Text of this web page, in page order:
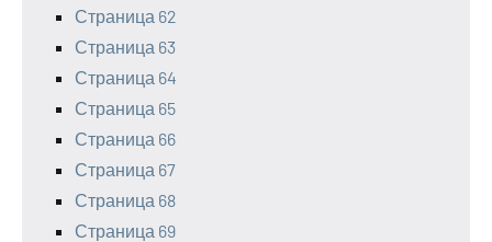
Страница 62
Страница 63
Страница 64
Страница 65
Страница 66
Страница 67
Страница 68
Страница 69